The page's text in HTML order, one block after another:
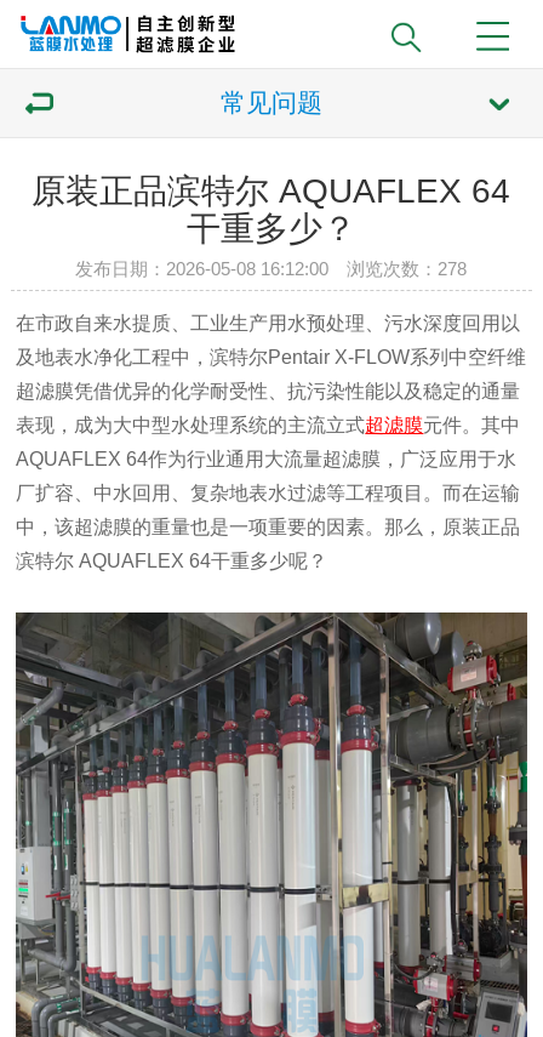
常见问题
原装正品滨特尔 AQUAFLEX 64
干重多少？
发布日期：2026-05-08 16:12:00 浏览次数： 278
在市政自来水提质、工业生产用水预处理、污水深度回用以
及地表水净化工程中，滨特尔Pentair X-FLOW系列中空纤维
超滤膜凭借优异的化学耐受性、抗污染性能以及稳定的通量
表现，成为大中型水处理系统的主流立式超滤膜元件。其中
AQUAFLEX 64作为行业通用大流量超滤膜，广泛应用于水
厂扩容、中水回用、复杂地表水过滤等工程项目。而在运输
中，该超滤膜的重量也是一项重要的因素。那么，原装正品
滨特尔 AQUAFLEX 64干重多少呢？